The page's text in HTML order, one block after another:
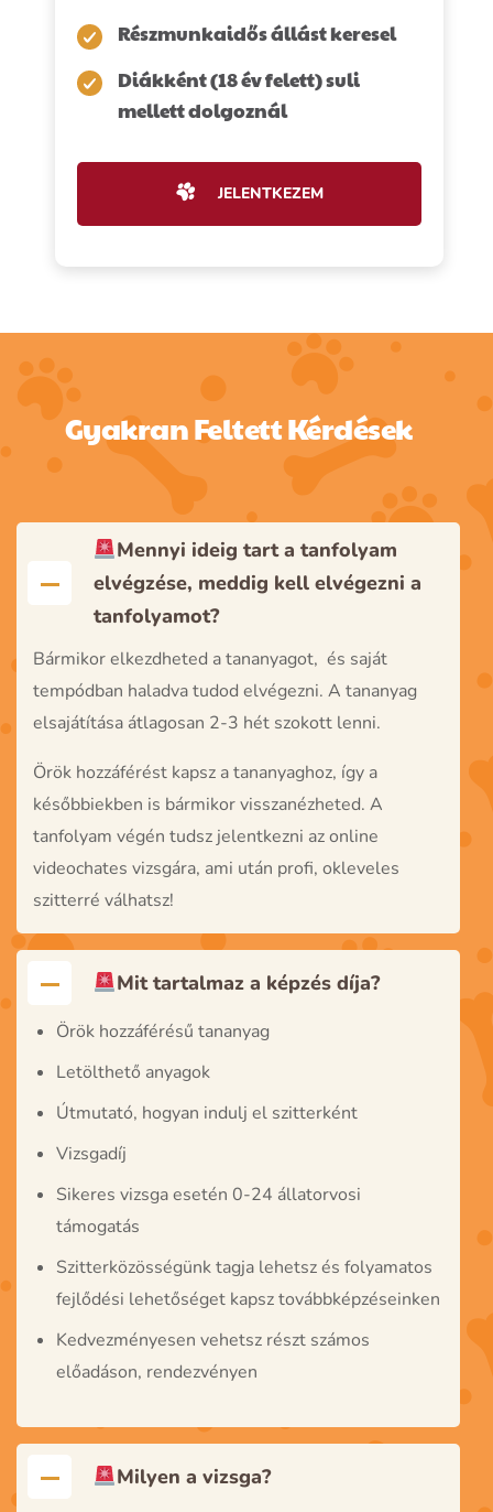
Részmunkaidős állást keresel
Diákként (18 év felett) suli
mellett dolgoznál
JELENTKEZEM
Gyakran Feltett Kérdések
Mennyi ideig tart a tanfolyam
elvégzése, meddig kell elvégezni a
tanfolyamot?
Bármikor elkezdheted a tananyagot, és saját
tempódban haladva tudod elvégezni. A tananyag
elsajátítása átlagosan 2-3 hét szokott lenni.
Örök hozzáférést kapsz a tananyaghoz, így a
későbbiekben is bármikor visszanézheted. A
tanfolyam végén tudsz jelentkezni az online
videochates vizsgára, ami után profi, okleveles
szitterré válhatsz!
Mit tartalmaz a képzés díja?
Örök hozzáférésű tananyag
Letölthető anyagok
Útmutató, hogyan indulj el szitterként
Vizsgadíj
Sikeres vizsga esetén 0-24 állatorvosi
támogatás
Szitterközösségünk tagja lehetsz és folyamatos
fejlődési lehetőséget kapsz továbbképzéseinken
Kedvezményesen vehetsz részt számos
előadáson, rendezvényen
Milyen a vizsga?